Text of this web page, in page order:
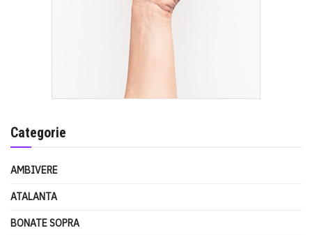
Categorie
AMBIVERE
ATALANTA
BONATE SOPRA